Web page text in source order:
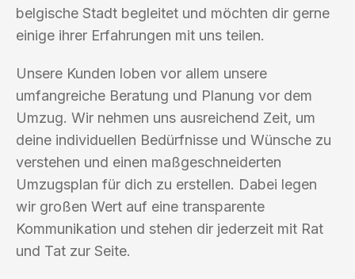
belgische Stadt begleitet und möchten dir gerne
einige ihrer Erfahrungen mit uns teilen.
Unsere Kunden loben vor allem unsere
umfangreiche Beratung und Planung vor dem
Umzug. Wir nehmen uns ausreichend Zeit, um
deine individuellen Bedürfnisse und Wünsche zu
verstehen und einen maßgeschneiderten
Umzugsplan für dich zu erstellen. Dabei legen
wir großen Wert auf eine transparente
Kommunikation und stehen dir jederzeit mit Rat
und Tat zur Seite.